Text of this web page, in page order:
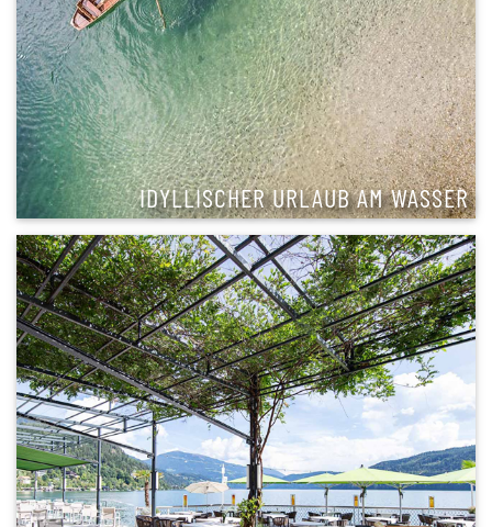
IDYLLISCHER URLAUB AM WASSER